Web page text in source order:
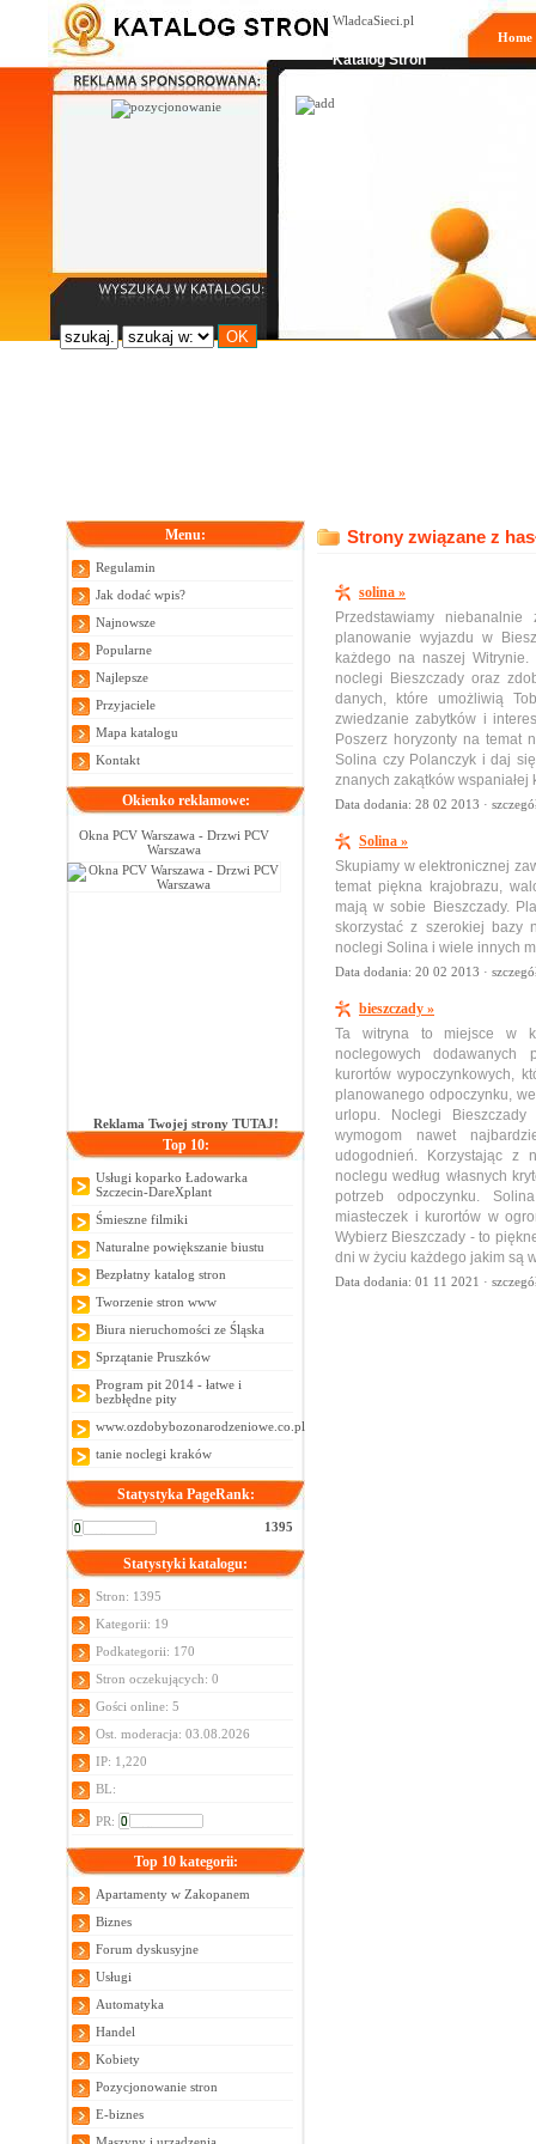
WladcaSieci.pl
Katalog Stron
Home
Menu:
Regulamin
Jak dodać wpis?
Najnowsze
Popularne
Najlepsze
Przyjaciele
Mapa katalogu
Kontakt
Okienko reklamowe:
Okna PCV Warszawa - Drzwi PCV
Warszawa
Reklama Twojej strony TUTAJ!
Top 10:
Usługi koparko Ładowarka
Szczecin-DareXplant
Śmieszne filmiki
Naturalne powiększanie biustu
Bezpłatny katalog stron
Tworzenie stron www
Biura nieruchomości ze Śląska
Sprzątanie Pruszków
Program pit 2014 - łatwe i
bezbłędne pity
www.ozdobybozonarodzeniowe.co.pl
tanie noclegi kraków
Statystyka PageRank:
1395
Statystyki katalogu:
Stron: 1395
Kategorii: 19
Podkategorii: 170
Stron oczekujących: 0
Gości online: 5
Ost. moderacja: 03.08.2026
IP: 1,220
BL:
PR:
Top 10 kategorii:
Apartamenty w Zakopanem
Biznes
Forum dyskusyjne
Usługi
Automatyka
Handel
Kobiety
Pozycjonowanie stron
E-biznes
Strony związane z
solina »
Przedstawiamy niebanalnie
planowanie wyjazdu w
każdego na naszej
noclegi Bieszczady oraz
danych, które umożliwią
zwiedzanie zabytków i
Poszerz horyzonty na temat
Solina czy Polanczyk i daj
znanych zakątków wspaniałej
Data dodania: 28 02 2013 ·
Solina »
Skupiamy w elektronicznej
temat piękna krajobrazu,
mają w sobie Bieszczady.
skorzystać z szerokiej bazy
noclegi Solina i wiele innych
Data dodania: 20 02 2013 ·
bieszczady »
Ta witryna to miejsce w
noclegowych dodawanych
kurortów wypoczynkowych,
planowanego odpoczynku,
urlopu. Noclegi
wymogom nawet
udogodnień. Korzystając z
noclegu według własnych
potrzeb odpoczynku.
miasteczek i kurortów w
Wybierz Bieszczady - to
dni w życiu każdego jakim są
Data dodania: 01 11 2021 ·